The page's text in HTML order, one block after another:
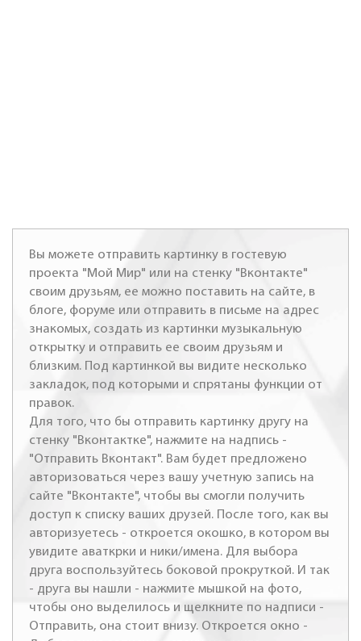
Вы можете отправить картинку в гостевую
проекта "Мой Мир" или на стенку "Вконтакте"
своим друзьям, ее можно поставить на сайте, в
блоге, форуме или отправить в письме на адрес
знакомых, создать из картинки музыкальную
открытку и отправить ее своим друзьям и
близким. Под картинкой вы видите несколько
закладок, под которыми и спрятаны функции от
правок.
Для того, что бы отправить картинку другу на
стенку "Вконтактке", нажмите на надпись -
"Отправить Вконтакт". Вам будет предложено
авторизоваться через вашу учетную запись на
сайте "Вконтакте", чтобы вы смогли получить
доступ к списку ваших друзей. После того, как вы
авторизуетесь - откроется окошко, в котором вы
увидите аваткрки и ники/имена. Для выбора
друга воспользуйтесь боковой прокруткой. И так
- друга вы нашли - нажмите мышкой на фото,
чтобы оно выделилось и щелкните по надписи -
Отправить, она стоит внизу. Откроется окно -